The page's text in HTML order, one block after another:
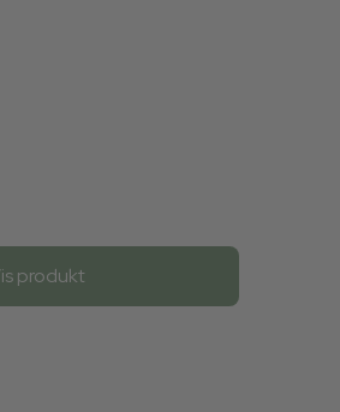
produkt